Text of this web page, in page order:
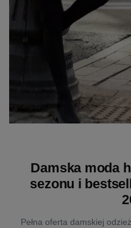
Damska moda
sezonu i
Pełna oferta damskiej